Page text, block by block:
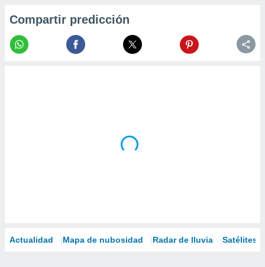
Compartir predicción
Actualidad Mapa de nubosidad Radar de lluvia Satélites